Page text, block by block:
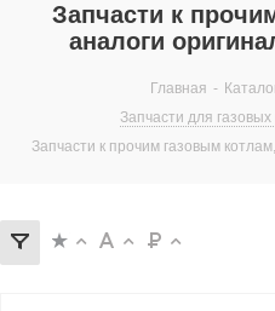
Запчасти к
аналоги
Главная -
Запчасти для газовых
Запчасти к прочим газовым